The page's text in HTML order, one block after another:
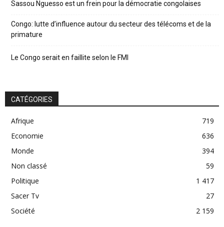
Sassou Nguesso est un frein pour la démocratie congolaises
Congo: lutte d’influence autour du secteur des télécoms et de la
primature
Le Congo serait en faillite selon le FMI
CATÉGORIES
Afrique
719
Economie
636
Monde
394
Non classé
59
Politique
1 417
Sacer Tv
27
Société
2 159